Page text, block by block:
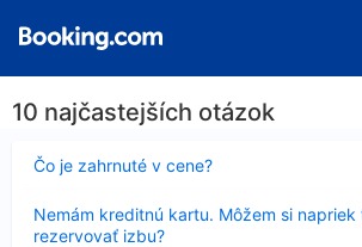
10 najčastejších otázok
Čo je zahrnuté v cene?
Nezobrazuje
sa
Nemám kreditnú kartu. Môžem si napriek
rezervovať izbu?
sa